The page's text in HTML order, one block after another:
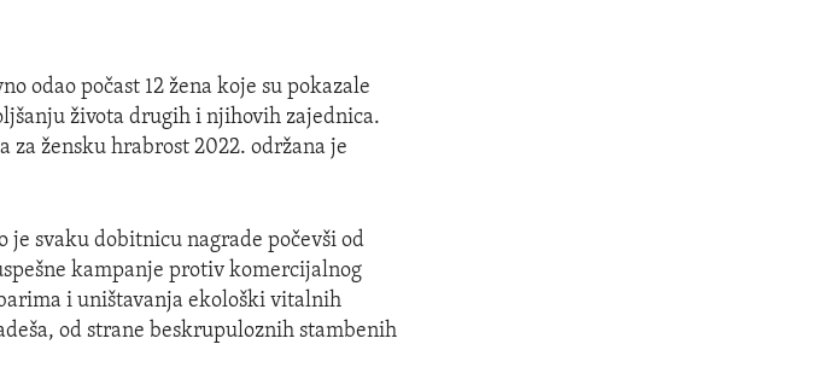
odao počast 12 žena koje su pokazale
života drugih i njihovih zajednica.
za žensku hrabrost 2022. održana je
je svaku dobitnicu nagrade počevši od
kampanje protiv komercijalnog
i uništavanja ekološki vitalnih
od strane beskrupuloznih stambenih